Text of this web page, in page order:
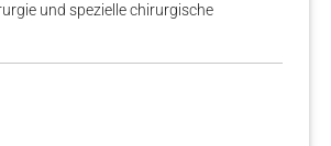
und spezielle chirurgische